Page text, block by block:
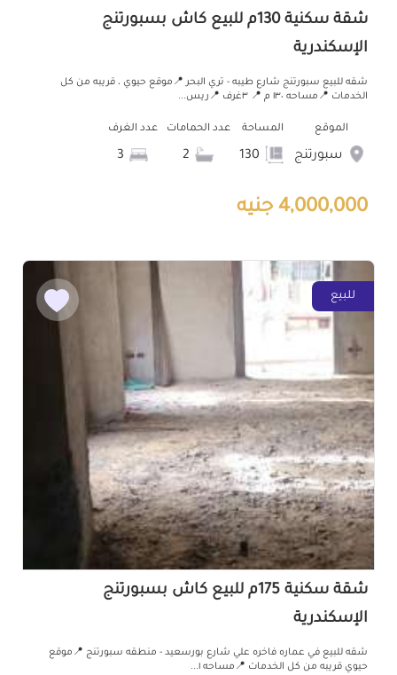
شقة سكنية 130م للبيع كاش بسبورتنج
الإسكندرية
شقه للبيع سبورتنج شارع طيبه - تري البحر 📍موقع حيوي ، قريبه من كل
الخدمات 📍مساحه ١٣٠ م 📍 ٣غرف 📍ريس...
الموقع
سبورتنج
المساحة عدد الحمامات عدد الغرف
4,000,000 جنيه
للبيع
شقة سكنية 175م للبيع كاش بسبورتنج
الإسكندرية
شقه للبيع في عماره فاخره علي شارع بورسعيد - منطقه سبورتنج 📍موقع
حيوي قريبه من كل الخدمات 📍مساحه ١...